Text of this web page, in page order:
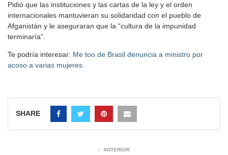
Pidió que las instituciones y las cartas de la ley y el orden
internacionales mantuvieran su solidaridad con el pueblo de
Afganistán y le aseguraran que la “cultura de la impunidad
terminaría”.
Te podría interesar: Me too de Brasil denuncia a ministro por
acoso a varias mujeres
SHARE
ANTERIOR